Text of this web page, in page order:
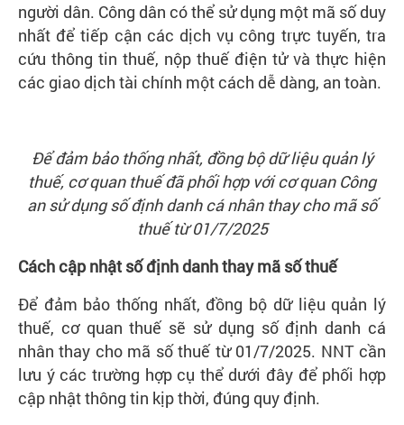
người dân. Công dân có thể sử dụng một mã số duy
nhất để tiếp cận các dịch vụ công trực tuyến, tra
cứu thông tin thuế, nộp thuế điện tử và thực hiện
các giao dịch tài chính một cách dễ dàng, an toàn.
Để đảm bảo thống nhất, đồng bộ dữ liệu quản lý
thuế, cơ quan thuế đã phối hợp với cơquan Công
an sử dụng số định danh cá nhân thay cho mã số
thuế từ 01/7/2025
Cách cập nhật số định danh thay mã số thuế
Để đảm bảo thống nhất, đồng bộ dữ liệu quản lý
thuế, cơ quan thuế sẽ sử dụng số định danh cá
nhân thay cho mã số thuế từ 01/7/2025. NNT cần
lưu ý các trường hợp cụ thể dưới đây để phối hợp
cập nhật thông tin kịp thời, đúng quy định.